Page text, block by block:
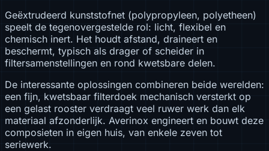
Geëxtrudeerd kunststofnet (polypropyleen, polyetheen)
speelt de tegenovergestelde rol: licht, flexibel en
chemisch inert. Het houdt afstand, draineert en
beschermt, typisch als drager of scheider in
filtersamenstellingen en rond kwetsbare delen.
De interessante oplossingen combineren beide werelden:
een fijn, kwetsbaar filterdoek mechanisch versterkt op
een gelast rooster verdraagt veel ruwer werk dan elk
materiaal afzonderlijk. Averinox engineert en bouwt deze
composieten in eigen huis, van enkele zeven tot
seriewerk.